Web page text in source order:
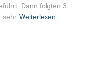
Dann folgten 3
sehr Weiterlesen